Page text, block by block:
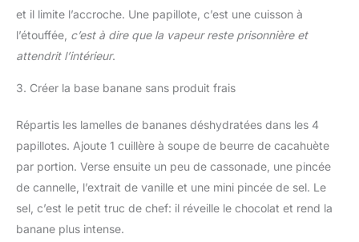
et il limite l’accroche. Une papillote, c’est une cuisson à
l’étouffée, c’est à dire que la vapeur reste prisonnière et
attendrit l’intérieur.
3. Créer la base banane sans produit frais
Répartis les lamelles de bananes déshydratées dans les 4
papillotes. Ajoute 1 cuillère à soupe de beurre de cacahuète
par portion. Verse ensuite un peu de cassonade, une pincée
de cannelle, l’extrait de vanille et une mini pincée de sel. Le
sel, c’est le petit truc de chef: il réveille le chocolat et rend la
banane plus intense.